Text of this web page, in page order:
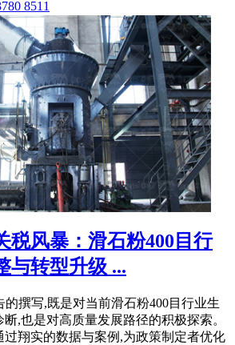
8511
税风暴：滑石粉400目行
与转型升级 ...
的撰写,既是对当前滑石粉400目行业生
,也是对高质量发展路径的积极探索。
过翔实的数据与案例,为政策制定者优化